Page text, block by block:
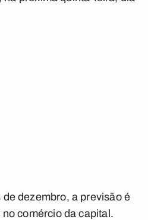
dezembro, a previsão é
comércio da capital.